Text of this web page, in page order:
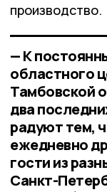
производство.
— К
областного
Тамбовской
два
радуют тем,
ежедневно
гости из
Санкт-